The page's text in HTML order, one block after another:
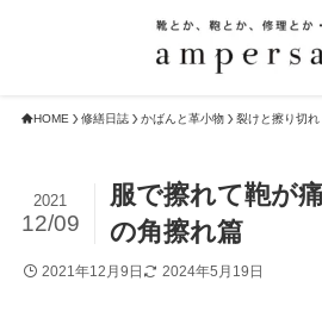
HOME 修繕日誌 かばんと革小物 裂けと擦り切れ
服で擦れて鞄が
の角擦れ篇
2021
12/09
2021年12月9日 2024年5月19日